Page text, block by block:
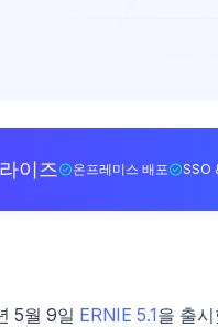
이즈 온프레미스 배포 SSO
5월 9일 ERNIE 5.1을 출